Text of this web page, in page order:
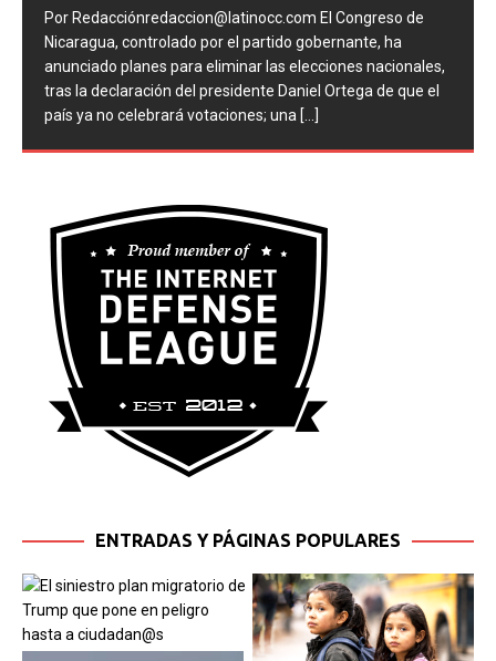
Por Redacciónredaccion@latinocc.com El Congreso de
Nicaragua, controlado por el partido gobernante, ha
anunciado planes para eliminar las elecciones nacionales,
tras la declaración del presidente Daniel Ortega de que el
país ya no celebrará votaciones; una [...]
ENTRADAS Y PÁGINAS POPULARES